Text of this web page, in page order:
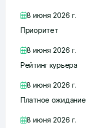
8 июня 2026 г.
Приоритет
8 июня 2026 г.
Рейтинг курьера
8 июня 2026 г.
Платное ожидание
8 июня 2026 г.